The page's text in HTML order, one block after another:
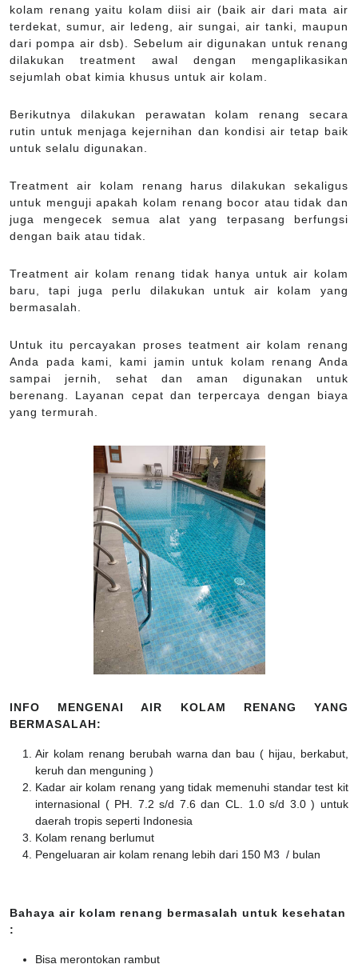
kolam renang yaitu kolam diisi air (baik air dari mata air
terdekat, sumur, air ledeng, air sungai, air tanki, maupun
dari pompa air dsb). Sebelum air digunakan untuk renang
dilakukan treatment awal dengan mengaplikasikan
sejumlah obat kimia khusus untuk air kolam.
Berikutnya dilakukan perawatan kolam renang secara
rutin untuk menjaga kejernihan dan kondisi air tetap baik
untuk selalu digunakan.
Treatment air kolam renang harus dilakukan sekaligus
untuk menguji apakah kolam renang bocor atau tidak dan
juga mengecek semua alat yang terpasang berfungsi
dengan baik atau tidak.
Treatment air kolam renang tidak hanya untuk air kolam
baru, tapi juga perlu dilakukan untuk air kolam yang
bermasalah.
Untuk itu percayakan proses teatment air kolam renang
Anda pada kami, kami jamin untuk kolam renang Anda
sampai jernih, sehat dan aman digunakan untuk
berenang. Layanan cepat dan terpercaya dengan biaya
yang termurah.
INFO MENGENAI AIR KOLAM RENANG YANG
BERMASALAH:
Air kolam renang berubah warna dan bau ( hijau, berkabut,
keruh dan menguning )
Kadar air kolam renang yang tidak memenuhi standar test kit
internasional ( PH. 7.2 s/d 7.6 dan CL. 1.0 s/d 3.0 ) untuk
daerah tropis seperti Indonesia
Kolam renang berlumut
Pengeluaran air kolam renang lebih dari 150 M3 / bulan
Bahaya air kolam renang bermasalah untuk kesehatan
:
Bisa merontokan rambut